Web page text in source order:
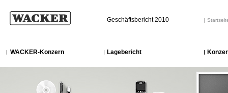
Geschäftsbericht 2010
WACKER-Konzern Lagebericht